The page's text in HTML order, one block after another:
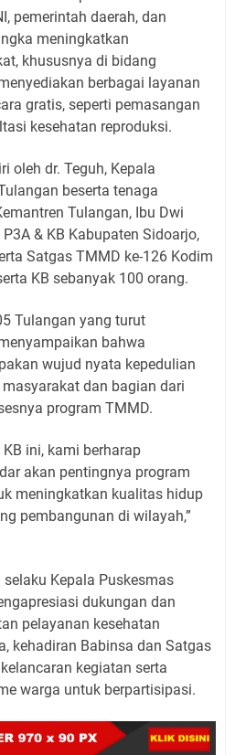
pemerintah daerah, dan
meningkatkan
khususnya di bidang
berbagai layanan
gratis, seperti pemasangan
kesehatan reproduksi.
oleh dr. Teguh, Kepala
beserta tenaga
Tulangan, Ibu Dwi
& KB Kabupaten Sidoarjo,
Satgas TMMD ke-126 Kodim
KB sebanyak 100 orang.
Tulangan yang turut
bahwa
wujud nyata kepedulian
dan bagian dari
program TMMD.
ini, kami berharap
akan pentingnya program
meningkatkan kualitas hidup
pembangunan di wilayah,”
Kepala Puskesmas
dukungan dan
pelayanan kesehatan
kehadiran Babinsa dan Satgas
kegiatan serta
warga untuk berpartisipasi.